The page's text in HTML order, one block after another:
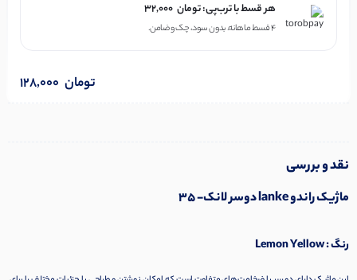
هر قسط با ترب‌پی: 32,000 تومان
۴ قسط ماهانه. بدون سود، چک و ضامن.
128,000 تومان
نقد و بررسی
ماژیک راندو lanke دوسر لانک- 35
رنگ : Lemon Yellow